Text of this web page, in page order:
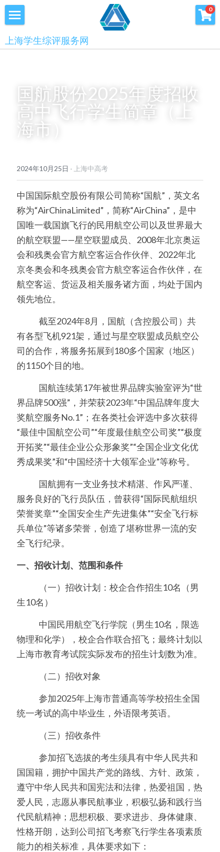
上海学生综评服务网
0
上海中高考
服务中心
科创书店
心理咨询
美国高中NRCA
美国高中DC
Waterloo School
日本高中留学
优沃家教
法语学习
新闻消息
联系我们
国航股份2025年度招收
高中飞行学生简章（上
海市）
2024年10月25日 · 上海中高考
中国国际航空股份有限公司简称“国航”，英文名
称为“AirChinaLimited”，简称“AirChina”，是中
国唯一载国旗飞行的民用航空公司以及世界最大
的航空联盟——星空联盟成员、2008年北京奥运
会和残奥会官方航空客运合作伙伴、2022年北
京冬奥会和冬残奥会官方航空客运合作伙伴，在
航空客运、货运及相关服务诸方面，均处于国内
领先地位。
截至2024年8月，国航（含控股公司）共
有各型飞机921架，通过与星空联盟成员航空公
司的合作，将服务拓展到180多个国家（地区）
的1150个目的地。
国航连续第17年被世界品牌实验室评为“世
界品牌500强”，并荣获2023年“中国品牌年度大
奖航空服务No.1”；在各类社会评选中多次获得
“最佳中国航空公司”“年度最佳航空公司奖”“极度
开拓奖”“最佳企业公众形象奖”“全国企业文化优
秀成果奖”和“中国经济十大领军企业”等称号。
国航拥有一支业务技术精湛、作风严谨、
服务良好的飞行员队伍，曾获得“国际民航组织
荣誉奖章”“全国安全生产先进集体”“安全飞行标
兵单位”等诸多荣誉，创造了堪称世界一流的安
全飞行纪录。
一、招收计划、范围和条件
（一）招收计划：校企合作招生10名（男
生10名）
中国民用航空飞行学院（男生10名，限选
物理和化学），校企合作联合招飞；最终计划以
上海市教育考试院实际发布的招生计划数为准。
（二）招收对象
参加2025年上海市普通高等学校招生全国
统一考试的高中毕业生，外语限考英语。
（三）招收条件
参加招飞选拔的考生须具有中华人民共和
国国籍，拥护中国共产党的路线、方针、政策，
遵守中华人民共和国宪法和法律，热爱祖国，热
爱人民，志愿从事民航事业，积极弘扬和践行当
代民航精神；思想积极、要求进步、身体健康、
性格开朗，达到公司招飞考察飞行学生各项素质
能力的相关标准，具体要求如下：
×
商品分类
优沃家教